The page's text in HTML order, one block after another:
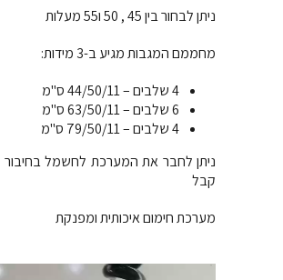
ניתן לבחור בין 45 , 50 ו55 מעלות
מחממם המגבות מגיע ב-3 מידות:
4 שלבים – 44/50/11 ס"מ
6 שלבים – 63/50/11 ס"מ
4 שלבים – 79/50/11 ס"מ
ניתן לחבר את המערכת לחשמל בחיבור
קבל
מערכת חימום איכותית ומפנקת